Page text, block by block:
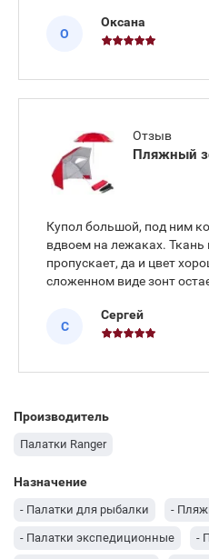
різницю між моделями та
доставку.
О
Оксана
Отзыв
Пляжный
Купол большой, под ним
вдвоем на лежаках. Ткань
пропускает, да и цвет
сложенном виде зонт
этом магазине в июне.
С
Сергей
Производитель
Палатки Ranger
Назначение
- Палатки для рыбалки -
- Палатки экспедиционные -